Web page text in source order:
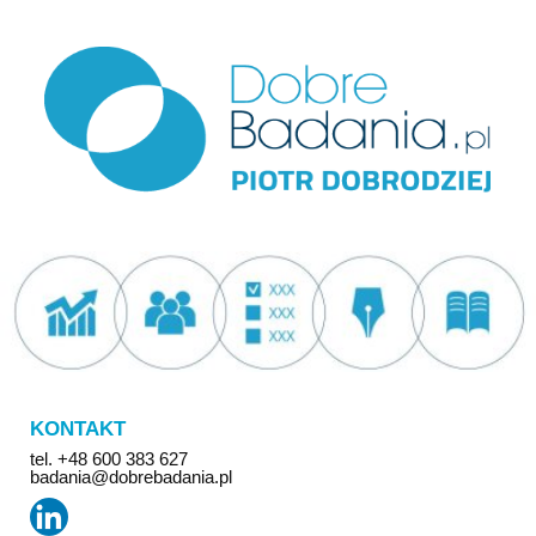
KONTAKT
tel. +48 600 383 627
badania@dobrebadania.pl